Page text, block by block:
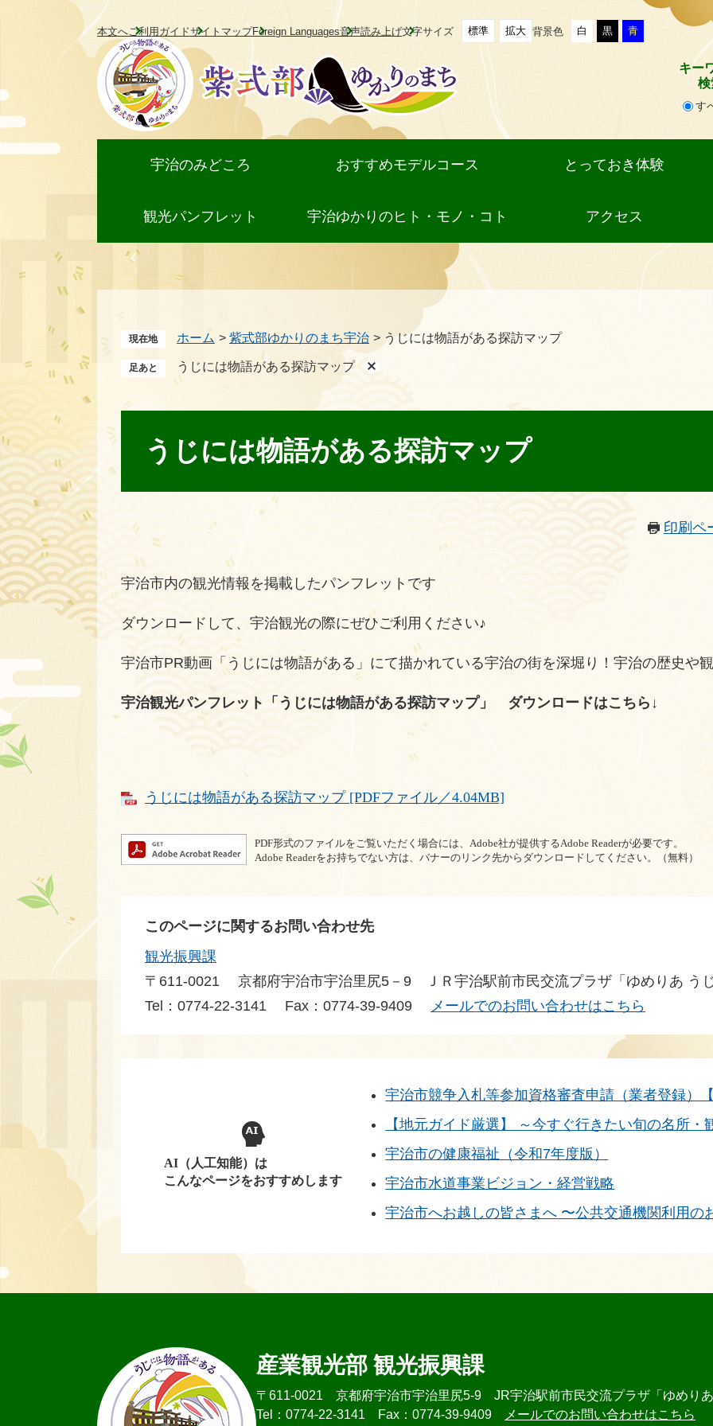
ペ
ー
ジ
の
先
頭
メ
ニ
ュ
ー
を
飛
本文へ ご利用ガイドサイトマップForeign Languages音声読み上げ文字サイズ 標準 拡大 背景色 白 黒 青
キー
検
検 す
宇治のみどころ おすすめモデルコース とっておき体験
観光パンフレット 宇治ゆかりのヒト・モノ・コト アクセス
現在地 ホーム > 紫式部ゆかりのまち宇治 > うじには物語がある探訪マップ
うじには物語がある探訪マップ
本
うじには物語がある探訪マップ
印刷ペ
宇治市内の観光情報を掲載したパンフレットです
ダウンロードして、宇治観光の際にぜひご利用ください♪
宇治市PR動画「うじには物語がある」にて描かれている宇治の街を深堀り！宇治の歴史や
宇治観光パンフレット「うじには物語がある探訪マップ」 ダウンロードはこちら↓
うじには物語がある探訪マップ [PDFファイル／4.04MB]
PDF形式のファイルをご覧いただく場合には、Adobe社が提供するAdobe Readerが必要です。
Adobe Readerをお持ちでない方は、バナーのリンク先からダウンロードしてください。（無料）
このページに関するお問い合わせ先
観光振興課
〒611-0021
京都府宇治市宇治里尻5－9 ＪＲ宇治駅前市民交流プラザ「ゆめりあ う
Tel：0774-22-3141
Fax：0774-39-9409 メールでのお問い合わせはこちら
AI（人工知能）は
こんなページをおすすめします
宇治市競争入札等参加資格審査申請（業者登録）
【地元ガイド厳選】 ～今すぐ行きたい旬の名所
宇治市の健康福祉（令和7年度版）
宇治市水道事業ビジョン・経営戦略
宇治市へお越しの皆さまへ 〜公共交通機関利用の
産業観光部 観光振興課
〒611-0021 京都府宇治市宇治里尻5-9 JR宇治駅前市民交流プラザ「ゆめり
Tel：0774-22-3141
Fax：0774-39-9409 メールでのお問い合わせはこちら